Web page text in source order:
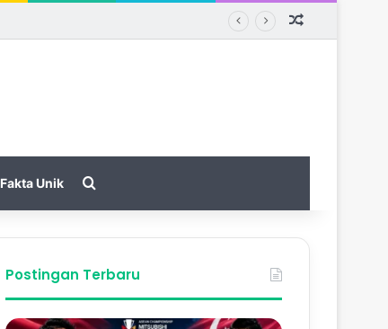
Fakta Unik
Postingan Terbaru